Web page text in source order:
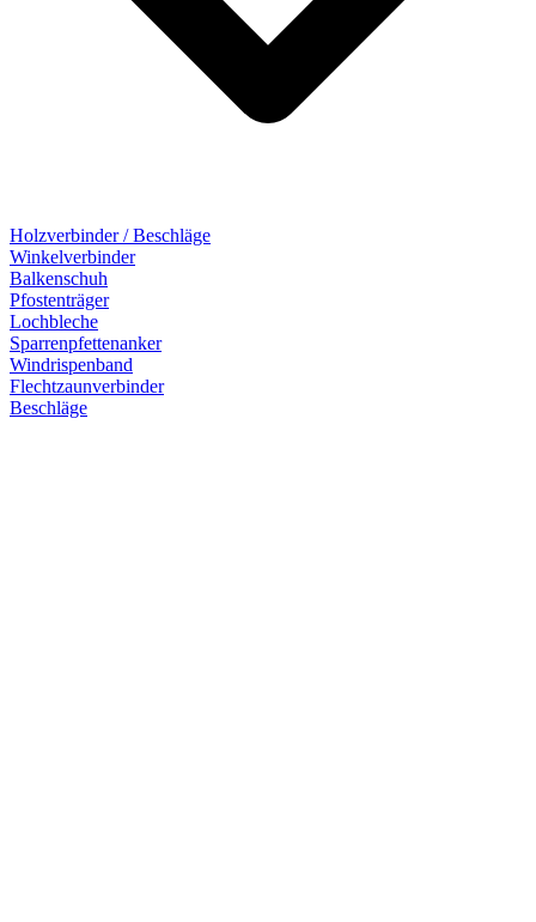
Holzverbinder / Beschläge
Winkelverbinder
Balkenschuh
Pfostenträger
Lochbleche
Sparrenpfettenanker
Windrispenband
Flechtzaunverbinder
Beschläge